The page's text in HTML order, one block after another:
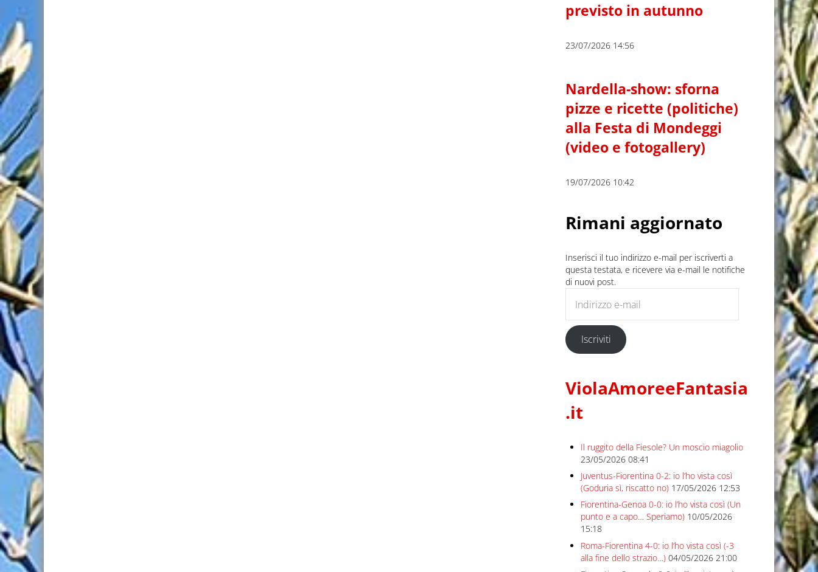
previsto in autunno
23/07/2026 14:56
Nardella-show: sforna
pizze e ricette (politiche)
alla Festa di Mondeggi
(video e fotogallery)
19/07/2026 10:42
Rimani aggiornato
Inserisci il tuo indirizzo e-mail per iscriverti a
questa testata, e ricevere via e-mail le notifiche
di nuovi post.
Iscriviti
ViolaAmoreeFantasia
.it
Il ruggito della Fiesole? Un moscio miagolio
23/05/2026 08:41
Juventus-Fiorentina 0-2: io l’ho vista così
(Goduria sì, riscatto no) 17/05/2026 12:53
Fiorentina-Genoa 0-0: io l’ho vista così (Un
punto e a capo… Speriamo) 10/05/2026
15:18
Roma-Fiorentina 4-0: io l’ho vista così (-3
alla fine dello strazio…) 04/05/2026 21:00